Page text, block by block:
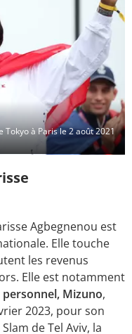
Tokyo à Paris le 2 août 2021
Agbegnenou est
Elle touche
les revenus
Elle est notamment
Mizuno,
2023, pour son
de Tel Aviv, la